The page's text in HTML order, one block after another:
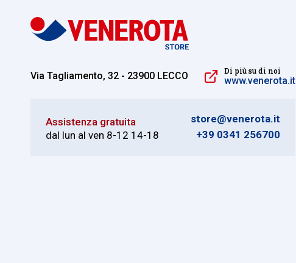
Via Tagliamento, 32 - 23900 LECCO Di più su di noi
www.venerota.it
Assistenza gratuita
dal lun al ven 8-12 14-18
store@venerota.it
+39 0341 256700